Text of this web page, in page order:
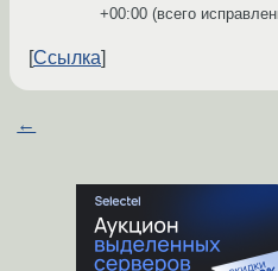
+00:00 (всего
Ссылка
←